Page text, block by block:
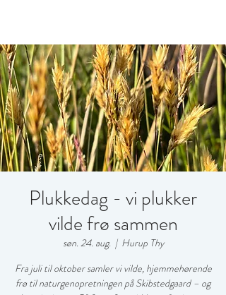
Plukkedag - vi plukker
vilde frø sammen
søn. 24. aug.
  |
Hurup Thy
Fra juli til oktober samler vi vilde, hjemmehørende
frø til natur­genopretningen på Skibstedgaard – og